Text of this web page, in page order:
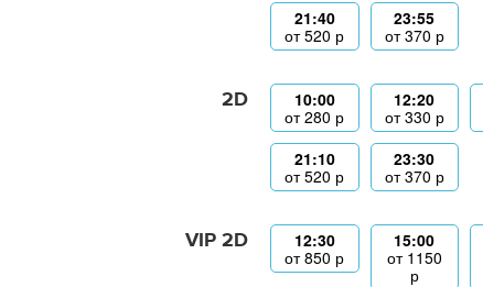
21:40
от520 р
23:55
от370 р
2D
10:00
от280 р
12:20
от330 р
21:10
от520 р
23:30
от370 р
VIP 2D
12:30
от850 р
15:00
от 1150
р